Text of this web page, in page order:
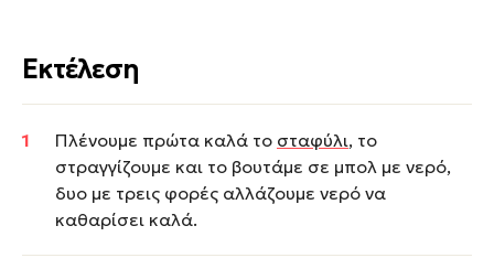
Εκτέλεση
Πλένουμε πρώτα καλά το σταφύλι, το
στραγγίζουμε και το βουτάμε σε μπολ με νερό,
δυο με τρεις φορές αλλάζουμε νερό να
καθαρίσει καλά.